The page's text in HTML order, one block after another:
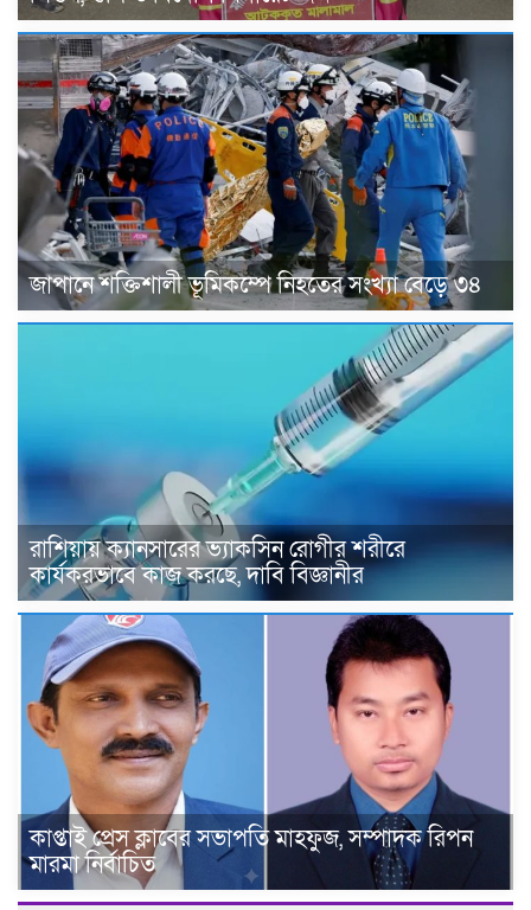
জাপানে শক্তিশালী ভূমিকম্পে নিহতের সংখ্যা বেড়ে ৩৪
রাশিয়ায় ক্যানসারের ভ্যাকসিন রোগীর শরীরে
কার্যকরভাবে কাজ করছে, দাবি বিজ্ঞানীর
কাপ্তাই প্রেস ক্লাবের সভাপতি মাহফুজ, সম্পাদক রিপন
মারমা নির্বাচিত